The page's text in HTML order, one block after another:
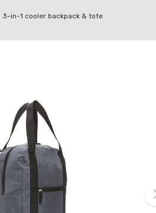
3-in-1 cooler backpack & tote